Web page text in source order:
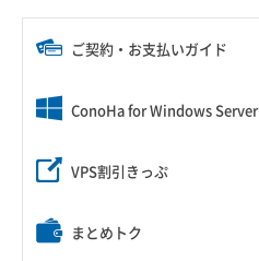
ご契約・お支払いガイド
ConoHa for Windows Server
VPS割引きっぷ
まとめトク